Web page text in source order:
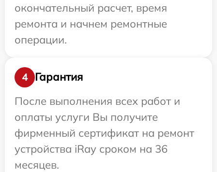
окончательный расчет, время
ремонта и начнем ремонтные
операции.
4
Гарантия
После выполнения всех работ и
оплаты услуги Вы получите
фирменный сертификат на ремонт
устройства iRay сроком на 36
месяцев.